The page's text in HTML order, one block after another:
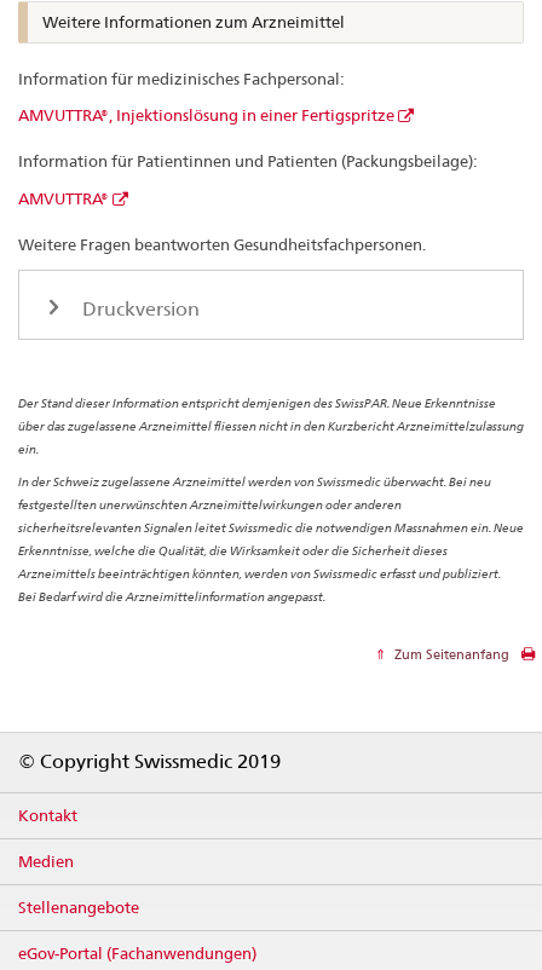
Weitere Informationen zum Arzneimittel
Information für medizinisches Fachpersonal:
AMVUTTRA®, Injektionslösung in einer Fertigspritze
Information für Patientinnen und Patienten (Packungsbeilage):
AMVUTTRA®
Weitere Fragen beantworten Gesundheitsfachpersonen.
Druckversion
Der Stand dieser Information entspricht demjenigen des SwissPAR. Neue Erkenntnisse
über das zugelassene Arzneimittel fliessen nicht in den Kurzbericht Arzneimittelzulassung
ein.
In der Schweiz zugelassene Arzneimittel werden von Swissmedic überwacht. Bei neu
festgestellten unerwünschten Arzneimittelwirkungen oder anderen
sicherheitsrelevanten Signalen leitet Swissmedic die notwendigen Massnahmen ein. Neue
Erkenntnisse, welche die Qualität, die Wirksamkeit oder die Sicherheit dieses
Arzneimittels beeinträchtigen könnten, werden von Swissmedic erfasst und publiziert.
Bei Bedarf wird die Arzneimittelinformation angepasst.
Zum Seitenanfang
© Copyright Swissmedic 2019
Kontakt
Medien
Stellenangebote
eGov-Portal (Fachanwendungen)